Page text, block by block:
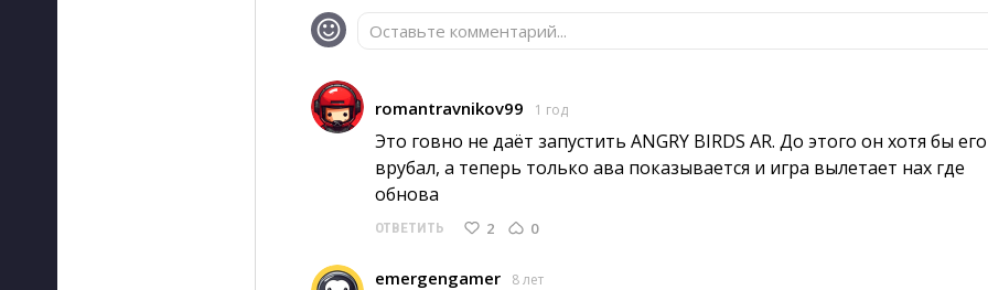
Оставьте комментарий...
romantravnikov99 1 год
Это говно не даёт запустить ANGRY BIRDS AR. До этого он хотя бы его
врубал, а теперь только ава показывается и игра вылетает нах где
обнова
ОТВЕТИТЬ 2 0
emergengamer
8 лет